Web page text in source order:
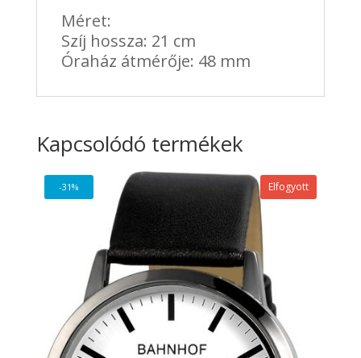
Méret:
Szíj hossza: 21 cm
Óraház átmérője: 48 mm
Kapcsolódó termékek
-31% Elfogyott